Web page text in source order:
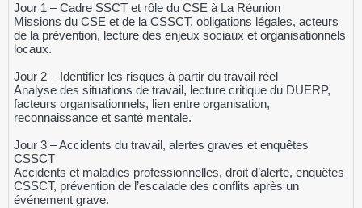
Jour 1 – Cadre SSCT et rôle du CSE à La Réunion
Missions du CSE et de la CSSCT, obligations légales, acteurs
de la prévention, lecture des enjeux sociaux et organisationnels
locaux.
Jour 2 – Identifier les risques à partir du travail réel
Analyse des situations de travail, lecture critique du DUERP,
facteurs organisationnels, lien entre organisation,
reconnaissance et santé mentale.
Jour 3 – Accidents du travail, alertes graves et enquêtes
CSSCT
Accidents et maladies professionnelles, droit d’alerte, enquêtes
CSSCT, prévention de l’escalade des conflits après un
événement grave.